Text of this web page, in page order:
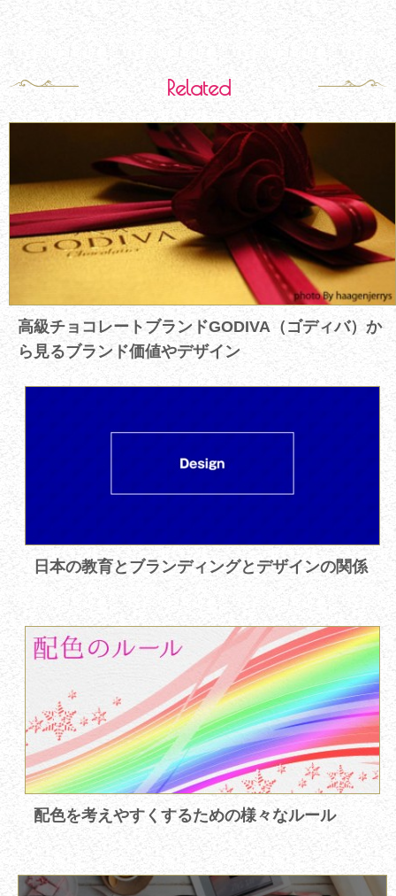
Related
高級チョコレートブランドGODIVA（ゴディバ）か
ら見るブランド価値やデザイン
日本の教育とブランディングとデザインの関係
配色を考えやすくするための様々なルール